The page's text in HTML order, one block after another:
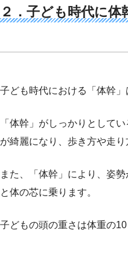
２．子ども時代に体
子ども時代における「体幹」
「体幹」がしっかりとして
が綺麗になり、歩き方や走り
また、「体幹」により、姿
と体の芯に乗ります。
子どもの頭の重さは体重の